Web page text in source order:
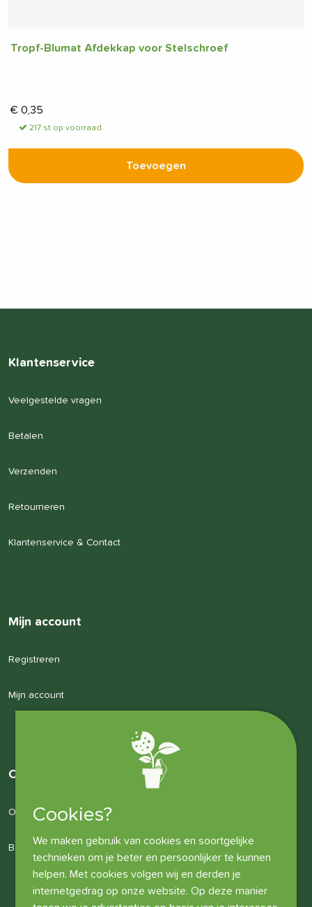
Cookies?
We maken gebruik van cookies en soortgelijke
technieken om je beter en persoonlijker te kunnen
helpen. Met cookies volgen wij en derden je
internetgedrag op onze website. Op deze manier
Tropf-Blumat Afdekkap voor Stelschroef
€ 0,35
217 st op voorraad
Toevoegen
Klantenservice
Veelgestelde vragen
Betalen
Verzenden
Retourneren
Klantenservice & Contact
Mijn account
Registreren
Mijn account
Over ons
Over ons
Bedrijfsgegevens